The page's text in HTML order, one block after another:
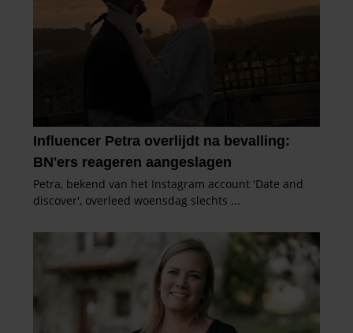
gaat akkoord met onze cookies als u onze website blijft
gebruiken.